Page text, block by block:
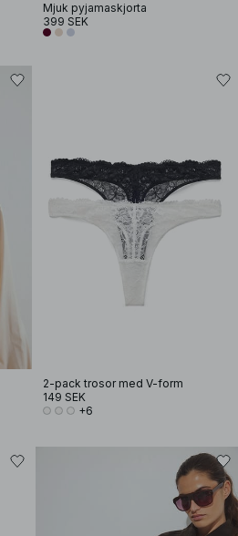
Mjuk pyjamaskjorta
399 SEK
2-pack trosor med V-form
149 SEK
+6